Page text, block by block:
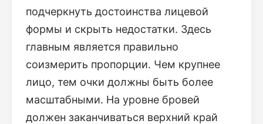
подчеркнуть достоинства лицевой
формы и скрыть недостатки. Здесь
главным является правильно
соизмерить пропорции. Чем крупнее
лицо, тем очки должны быть более
масштабными. На уровне бровей
должен заканчиваться верхний край